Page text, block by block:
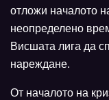
отложи началото
неопределено
Висшата лига да
нареждане.
От началото на